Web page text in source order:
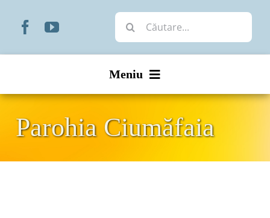
Cautare...
Meniu
Parohia Ciumăfaia